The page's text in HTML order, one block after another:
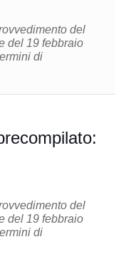
del
del 19 febbraio
di
del
del 19 febbraio
di